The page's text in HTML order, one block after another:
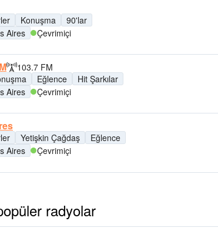
Konuşma
90'lar
Aires Çevrimiçi
103.7 FM
Eğlence
Hit Şarkılar
Aires Çevrimiçi
Yetişkin Çağdaş
Eğlence
Aires Çevrimiçi
radyolar